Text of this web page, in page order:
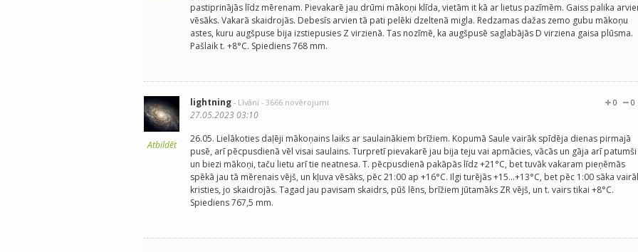
pastiprinājās līdz mērenam. Pievakarē jau drūmi mākoņi klīda, vietām it kā ar lietus pazīmēm. Gaiss palika
vēsāks. Vakarā skaidrojās. Debesīs arvien tā pati pelēki dzeltenā migla. Redzamas dažas zemo gubu mākoņu
astes, kuru augšpuse bija izstiepusies Z virzienā. Tas nozīmē, ka augšpusē saglabājās D virziena gaisa plūsma.
Pašlaik t. +8°C. Spiediens 768 mm.
Atbildēt
lightning - Līvāni - 3666 novērojumi 0
0
27.05.2023 03:10
26.05. Lielākoties daļēji mākoņains laiks ar saulainākiem brīžiem. Kopumā Saule vairāk spīdēja dienas pirmajā
pusē, arī pēcpusdienā vēl visai saulains. Turpretī pievakarē jau bija teju vai apmācies, vācās un gāja arī patumši
un biezi mākoņi, taču lietu arī tie neatnesa. T. pēcpusdienā pakāpās līdz +21°C, bet tuvāk vakaram pieņēmās
spēkā jau tā mērenais vējš, un kļuva vēsāks, pēc 21:00 ap +16°C. Ilgi turējās +15...+13°C, bet pēc 1:00 sāka
kristies, jo skaidrojās. Tagad jau pavisam skaidrs, pūš lēns, brīžiem jūtamāks ZR vējš, un t. vairs tikai +8°C.
Spiediens 767,5 mm.